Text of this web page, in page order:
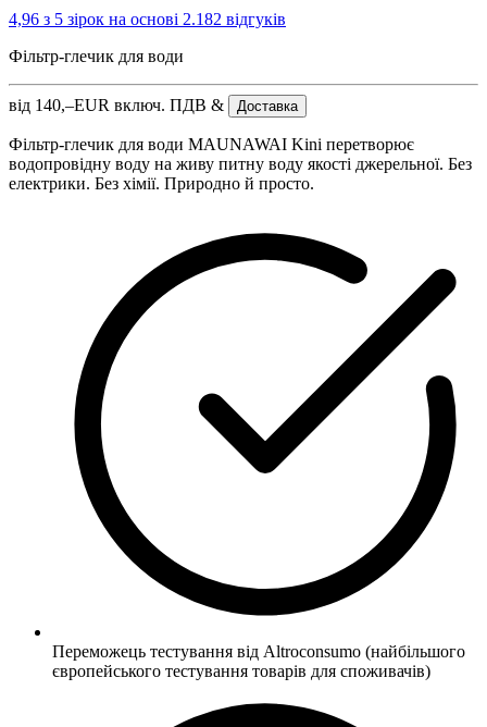
4,96 з 5 зірок на основі 2.182 відгуків
Фільтр-глечик для води
від 140,–EUR включ. ПДВ & Доставка
Фільтр-глечик для води MAUNAWAI Kini перетворює
водопровідну воду на живу питну воду якості джерельної. Без
електрики. Без хімії. Природно й просто.
Переможець тестування від Altroconsumo (найбільшого
європейського тестування товарів для споживачів)